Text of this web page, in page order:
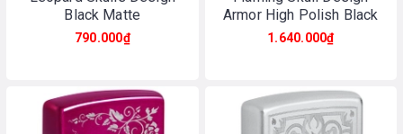
Black Matte
790.000₫
Armor High Polish Black
1.640.000₫